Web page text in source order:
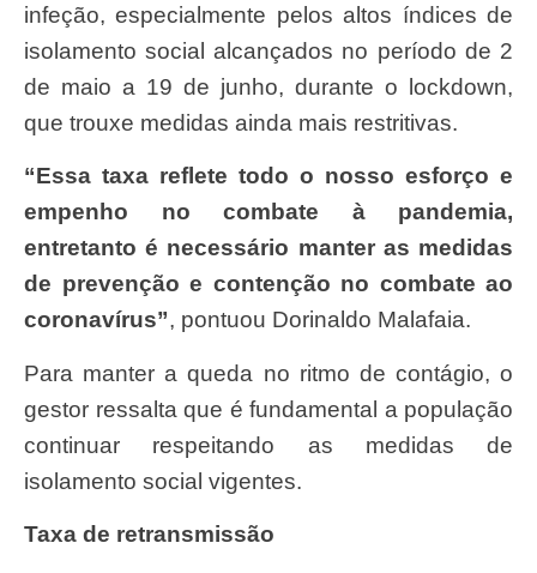
infeção, especialmente pelos altos índices de
isolamento social alcançados no período de 2
de maio a 19 de junho, durante o lockdown,
que trouxe medidas ainda mais restritivas.
“Essa taxa reflete todo o nosso esforço e
empenho no combate à pandemia,
entretanto é necessário manter as medidas
de prevenção e contenção no combate ao
coronavírus”, pontuou Dorinaldo Malafaia.
Para manter a queda no ritmo de contágio, o
gestor ressalta que é fundamental a população
continuar respeitando as medidas de
isolamento social vigentes.
Taxa de retransmissão